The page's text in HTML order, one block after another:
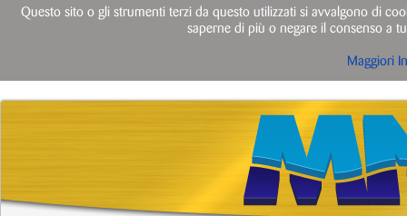
Questo sito o gli strumenti terzi da questo utilizzati si avvalgono di
saperne di più o negare il consenso a
Maggiori